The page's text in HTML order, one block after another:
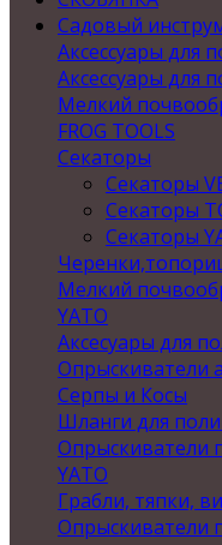
Садовый
Аксессуары для
Аксессуары для
Мелкий
FROG TOOLS
Секаторы
Секаторы
Секаторы
Секаторы
Мелкий
YATO
Аксесуары для
Опрыскиватели
Серпы и Косы
Шланги для
Опрыскиватели
YATO
Грабли, тяпки,
Опрыскиватели